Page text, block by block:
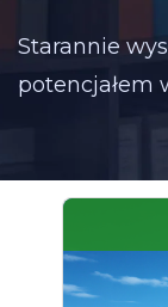
Starannie
potencjałem